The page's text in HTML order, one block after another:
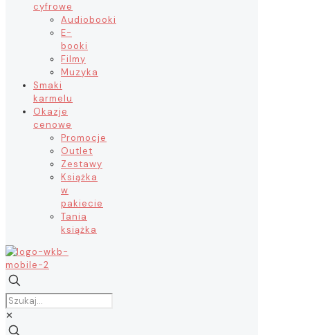
cyfrowe
Audiobooki
E-
booki
Filmy
Muzyka
Smaki
karmelu
Okazje
cenowe
Promocje
Outlet
Zestawy
Książka
w
pakiecie
Tania
książka
✕